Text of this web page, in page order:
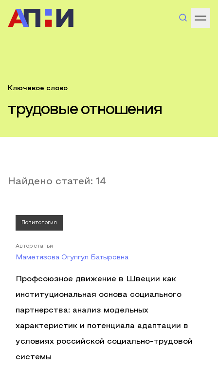
Ключевое слово
трудовые отношения
Найдено статей: 14
Политология
Автор статьи
Маметязова Огулгул Батыровна
Профсоюзное движение в Швеции как
институциональная основа социального
партнерства: анализ модельных
характеристик и потенциала адаптации в
условиях российской социально-трудовой
системы